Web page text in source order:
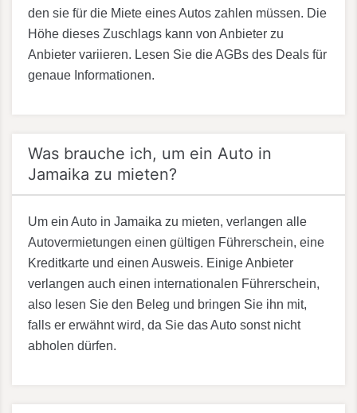
den sie für die Miete eines Autos zahlen müssen. Die
Höhe dieses Zuschlags kann von Anbieter zu
Anbieter variieren. Lesen Sie die AGBs des Deals für
genaue Informationen.
Was brauche ich, um ein Auto in
Jamaika zu mieten?
Um ein Auto in Jamaika zu mieten, verlangen alle
Autovermietungen einen gültigen Führerschein, eine
Kreditkarte und einen Ausweis. Einige Anbieter
verlangen auch einen internationalen Führerschein,
also lesen Sie den Beleg und bringen Sie ihn mit,
falls er erwähnt wird, da Sie das Auto sonst nicht
abholen dürfen.